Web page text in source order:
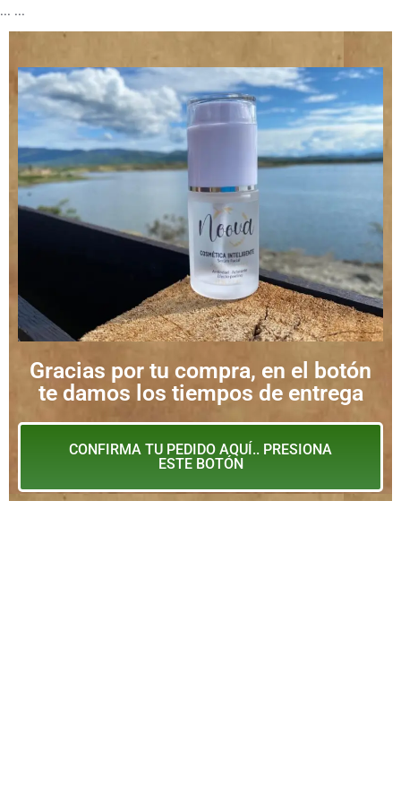
... ...
Gracias por tu compra, en el botón
te damos los tiempos de entrega
CONFIRMA TU PEDIDO AQUÍ.. PRESIONA
ESTE BOTÓN